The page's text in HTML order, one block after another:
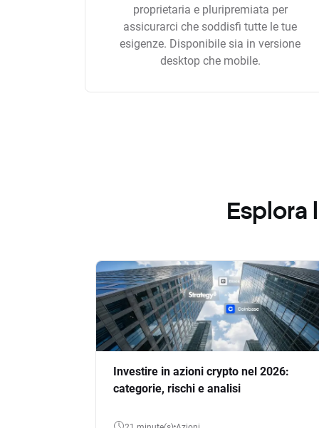
proprietaria e pluripremiata per
assicurarci che soddisfi tutte le tue
esigenze. Disponibile sia in versione
desktop che mobile.
Esplora
Investire in azioni crypto nel 2026:
categorie, rischi e analisi